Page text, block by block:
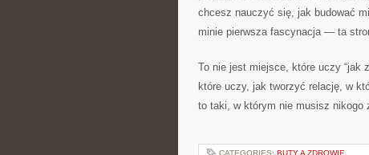
chcesz nauczyć się, jak budować
minie pierwsza fascynacja — ta
To nie jest miejsce, które uczy “jak
które uczy, jak tworzyć relację, w
to taki, w którym nie musisz
CATEGORIES: BUTY A ZDROWIE